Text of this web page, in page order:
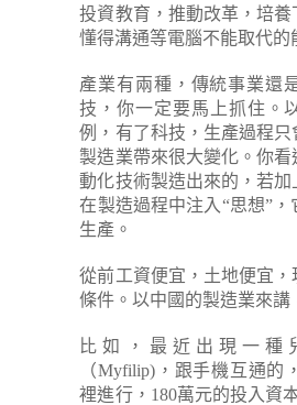
投資教育，推動改革，培養
懂得溝通等電腦不能取代的
產業有兩種，傳統事業還
技，你一定要馬上抓住。
例，有了科技，生產過程
製造業帶來很大變化。你
動化技術製造出來的，若
在製造過程中注入“思想”
生產。
從前工資便宜，土地便宜
條件。以中國的製造業來講
比如，最近出現一種
（Myfilip)，跟手機互通的
裡進行，180萬元的投入資